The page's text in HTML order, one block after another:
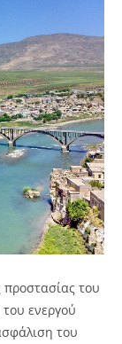
του
ενεργού
του